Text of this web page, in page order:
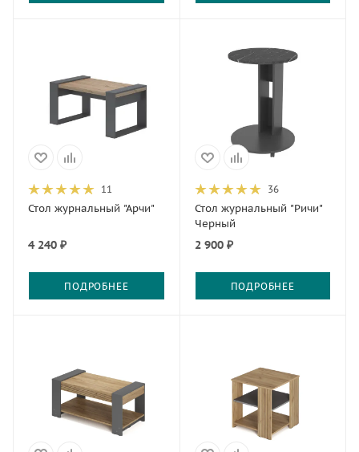
11
Стол журнальный "Арчи"
4 240 ₽
ПОДРОБНЕЕ
36
Стол журнальный "Ричи"
Черный
2 900 ₽
ПОДРОБНЕЕ